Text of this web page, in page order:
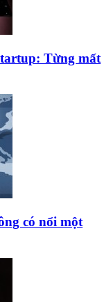
Từng mất
có nổi một